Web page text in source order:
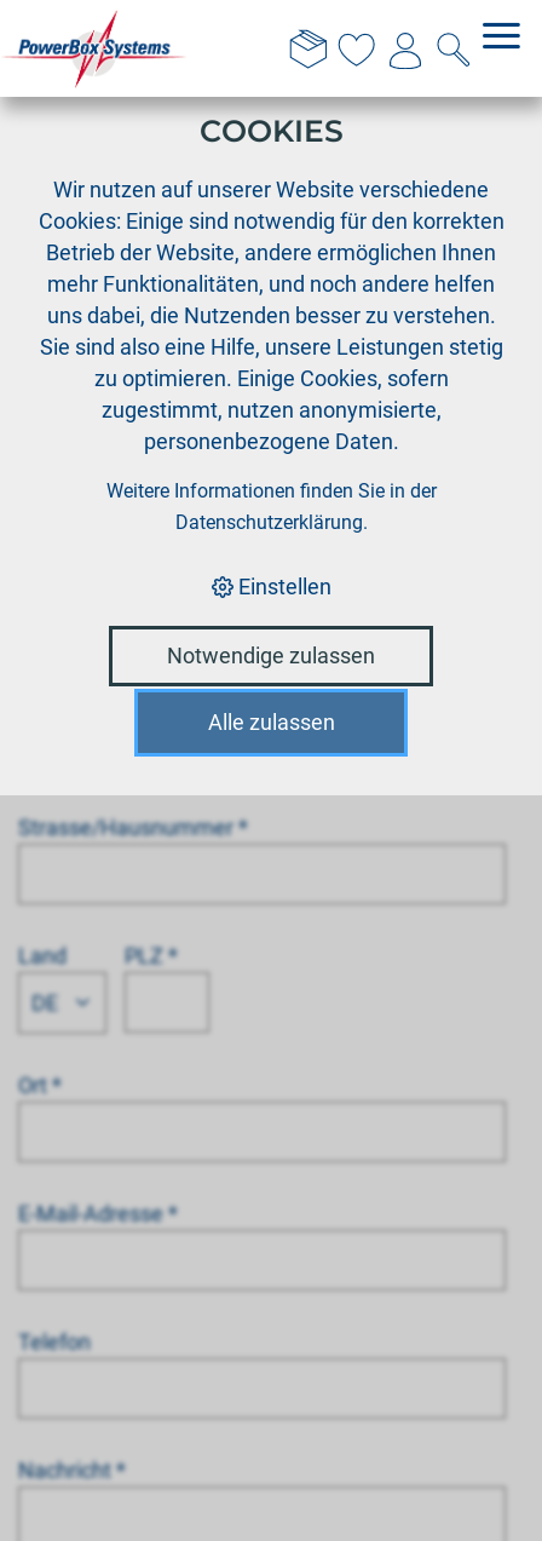
Anfrage
Firma
Strasse/Hausnummer *
Land
DE
PLZ *
Ort *
E-Mail-Adresse *
Telefon
Nachricht *
DIESE WEBSITE VERWENDET
COOKIES
Wir nutzen auf unserer Website verschiedene
Cookies: Einige sind notwendig für den korrekten
Betrieb der Website, andere ermöglichen Ihnen
mehr Funktionalitäten, und noch andere helfen
uns dabei, die Nutzenden besser zu verstehen.
Sie sind also eine Hilfe, unsere Leistungen stetig
zu optimieren. Einige Cookies, sofern
zugestimmt, nutzen anonymisierte,
personenbezogene Daten.
Weitere Informationen finden Sie in der
Datenschutzerklärung.
Einstellen
Notwendige zulassen
Alle zulassen